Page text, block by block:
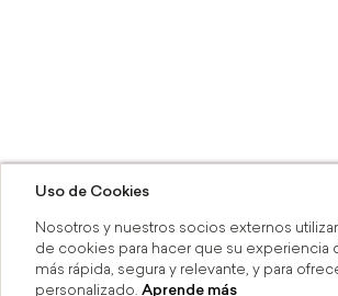
Uso de Cookies
Nosotros y nuestros socios externos
de cookies para hacer que su experiencia
más rápida, segura y relevante, y para
personalizado. Aprende más